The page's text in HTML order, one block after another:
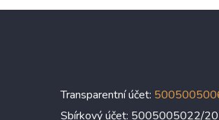
Transparentní účet:
Sbírkový účet: 5005005022/